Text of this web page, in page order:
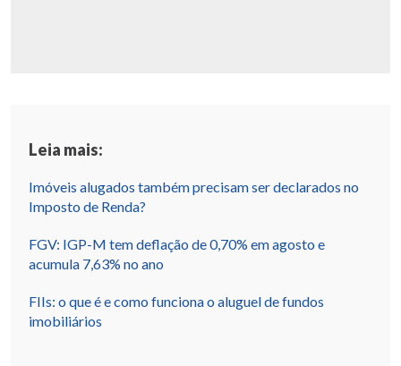
Leia mais:
Imóveis alugados também precisam ser declarados no
Imposto de Renda?
FGV: IGP-M tem deflação de 0,70% em agosto e
acumula 7,63% no ano
FIIs: o que é e como funciona o aluguel de fundos
imobiliários